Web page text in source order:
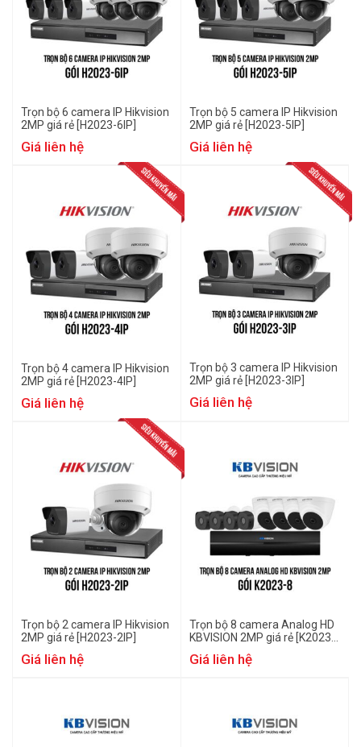
Trọn bộ 6 camera IP Hikvision
2MP giá rẻ [H2023-6IP]
Giá liên hệ
Trọn bộ 5 camera IP Hikvision
2MP giá rẻ [H2023-5IP]
Giá liên hệ
Trọn bộ 4 camera IP Hikvision
2MP giá rẻ [H2023-4IP]
Giá liên hệ
Trọn bộ 3 camera IP Hikvision
2MP giá rẻ [H2023-3IP]
Giá liên hệ
Trọn bộ 2 camera IP Hikvision
2MP giá rẻ [H2023-2IP]
Giá liên hệ
Trọn bộ 8 camera Analog HD
KBVISION 2MP giá rẻ [K2023-
Giá liên hệ